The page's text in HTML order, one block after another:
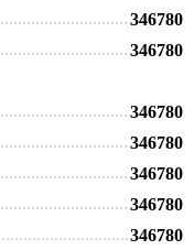
346780
346780
346780
346780
346780
346780
346780